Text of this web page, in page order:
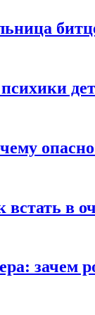
в
зачем